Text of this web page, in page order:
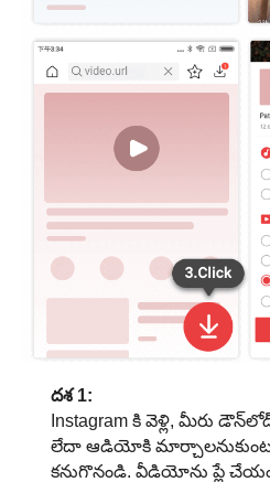
దశ 1:
Instagram కి వెళ్లి, మీరు
లేదా ఆడియోకి
కనుగొనండి. వీడియోను ప్లే